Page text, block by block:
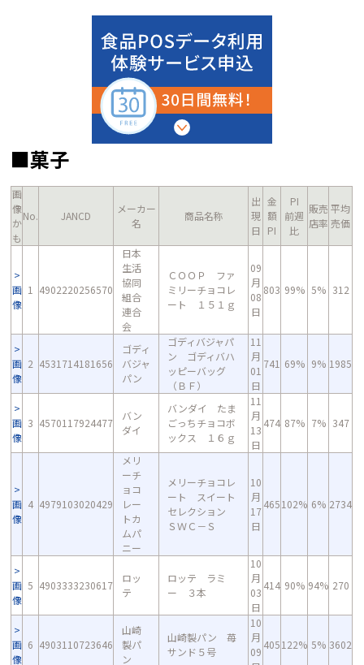
■菓子
画
像
か
も
No. JANCD
メーカー
名
商品名称
出
現
日
金
額
PI
PI
前週
比
販売
店率
平均
売価
画
像
1 4902220256570
日本
生活
協同
組合
連合
会
ＣＯＯＰ ファ
ミリーチョコレ
ート １５１ｇ
09
月
08
日
803 99% 5% 312
画
像
2 4531714181656
ゴディ
バジャ
パン
ゴディバジャパ
ン ゴディバハ
ッピーバッグ
（ＢＦ）
11
月
01
日
741 69% 9% 1985
画
像
3 4570117924477
バン
ダイ
バンダイ たま
ごっちチョコボ
ックス １６ｇ
11
月
13
日
474 87% 7% 347
画
像
4 4979103020429
メリ
ーチ
ョコ
レー
トカ
ムパ
ニー
メリーチョコレ
ート スイート
セレクション
ＳＷＣ－Ｓ
10
月
17
日
465102% 6% 2734
画
像
5 4903333230617
ロッ
テ
ロッテ ラミ
ー ３本
10
月
03
日
414 90% 94% 270
画
像
6 4903110723646
山崎
製パ
ン
山崎製パン 苺
サンド５号
10
月
09
405122% 5% 3602